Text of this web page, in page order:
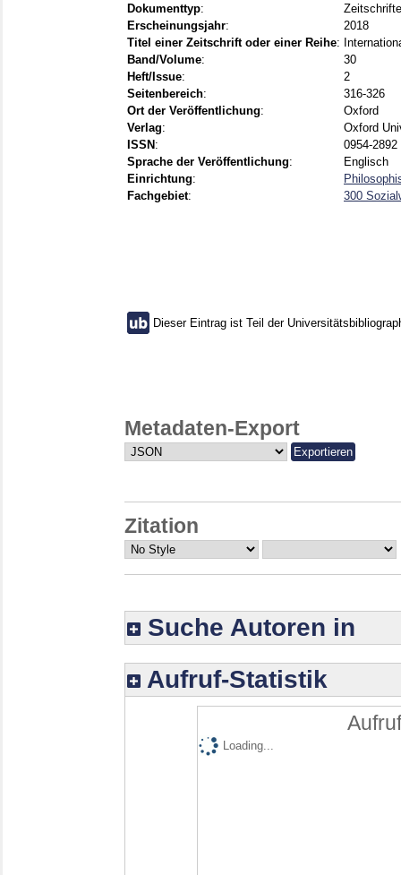
Dokumenttyp:
Erscheinungsjahr:
2018
Titel einer Zeitschrift oder einer Reihe:
Band/Volume:
30
Heft/Issue:
2
Seitenbereich:
316-326
Ort der Veröffentlichung:
Oxford
Verlag:
Oxford
ISSN :
0954-
Sprache der Veröffentlichung:
Englisch
Einrichtung:
Fachgebiet: 300
Dieser Eintrag ist Teil der
Metadaten-Export
Zitation
Suche Autoren in
Aufruf-Statistik
Loading...